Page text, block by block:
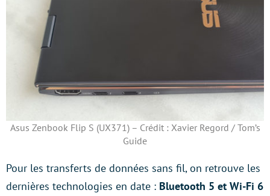
Asus Zenbook Flip S (UX371) – Crédit : Xavier Regord / Tom’s
Guide
Pour les transferts de données sans fil, on retrouve les
dernières technologies en date : Bluetooth 5 et Wi-Fi 6